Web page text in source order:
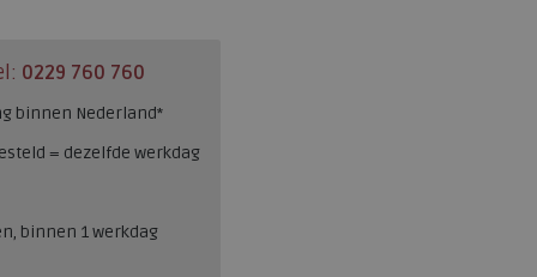
0229 760 760
binnen Nederland*
= dezelfde werkdag
binnen 1 werkdag